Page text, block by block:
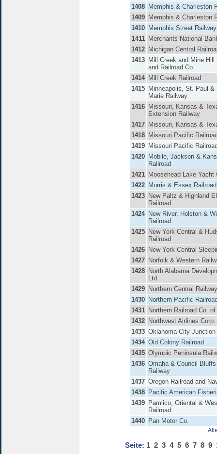
1408 Memphis & Charleston
1409 Memphis & Charleston
1410 Memphis Street Railway
1411
Merchants National
1412 Michigan Central
1413 Mill Creek and Mine Hill
and Railroad Co.
1414 Mill Creek Railroad
1415 Minneapolis, St. Paul &
Marie Railway
1416 Missouri, Kansas &
Extension Railway
1417 Missouri, Kansas &
1418 Missouri Pacific
1419 Missouri Pacific
1420 Mobile, Jackson &
Railroad
1421 Moosehead Lake Yacht
1422 Morris & Essex Railroad
1423 New Paltz & Highland
Railroad
1424 New River, Holston &
Railroad
1425 New York Central &
Railroad
1426 New York Central
1427 Norfolk & Western
1428 North Alabama
Ltd.
1429 Northern Central Railway
1430 Northern Pacific
1431 Northern Railroad Co.
1432 Northwest Airlines Corp.
1433 Oklahoma City Junction
1434 Old Colony Railroad
1435 Olympic Peninsula
1436 Omaha & Council
Railway
1437 Oregon Railroad and
1438 Pacific American
1439 Pamlico, Oriental &
Railroad
1440 Pan Motor Co.
Seite: 1 2 3 4 5 6 7 8 9